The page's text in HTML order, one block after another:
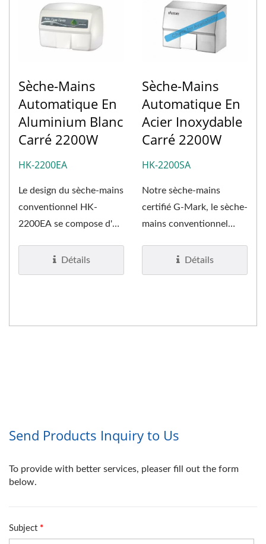
Sèche-Mains
Automatique En
Aluminium Blanc
Carré 2200W
HK-2200EA
Le design du sèche-mains
conventionnel HK-
2200EA se compose d'un
Détails
Sèche-Mains
Automatique En
Acier Inoxydable
Carré 2200W
HK-2200SA
Notre sèche-mains
certifié G-Mark, le sèche-
mains conventionnel
Détails